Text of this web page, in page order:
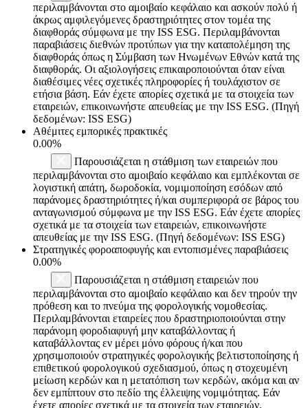
περιλαμβάνονται στο αμοιβαίο κεφάλαιο και ασκούν πολύ ή
άκρως αμφιλεγόμενες δραστηριότητες στον τομέα της
διαφθοράς σύμφωνα με την ISS ESG. Περιλαμβάνονται
παραβιάσεις διεθνών προτύπων για την καταπολέμηση της
διαφθοράς όπως η Σύμβαση των Ηνωμένων Εθνών κατά της
διαφθοράς. Οι αξιολογήσεις επικαιροποιούνται όταν είναι
διαθέσιμες νέες σχετικές πληροφορίες ή τουλάχιστον σε
ετήσια βάση. Εάν έχετε απορίες σχετικά με τα στοιχεία των
εταιρειών, επικοινωνήστε απευθείας με την ISS ESG. (Πηγή
δεδομένων: ISS ESG)
Αθέμιτες εμπορικές πρακτικές
0.00%
Παρουσιάζεται η στάθμιση των εταιρειών που
περιλαμβάνονται στο αμοιβαίο κεφάλαιο και εμπλέκονται σε
λογιστική απάτη, δωροδοκία, νομιμοποίηση εσόδων από
παράνομες δραστηριότητες ή/και συμπεριφορά σε βάρος του
ανταγωνισμού σύμφωνα με την ISS ESG. Εάν έχετε απορίες
σχετικά με τα στοιχεία των εταιρειών, επικοινωνήστε
απευθείας με την ISS ESG. (Πηγή δεδομένων: ISS ESG)
Στρατηγικές φοροαποφυγής και εντοπισμένες παραβιάσεις
0.00%
Παρουσιάζεται η στάθμιση εταιρειών που
περιλαμβάνονται στο αμοιβαίο κεφάλαιο και δεν τηρούν την
πρόθεση και το πνεύμα της φορολογικής νομοθεσίας.
Περιλαμβάνονται εταιρείες που δραστηριοποιούνται στην
παράνομη φοροδιαφυγή μην καταβάλλοντας ή
καταβάλλοντας εν μέρει μόνο φόρους ή/και που
χρησιμοποιούν στρατηγικές φορολογικής βελτιστοποίησης ή
επιθετικού φορολογικού σχεδιασμού, όπως η στοχευμένη
μείωση κερδών και η μετατόπιση των κερδών, ακόμα και αν
δεν εμπίπτουν στο πεδίο της έλλειψης νομιμότητας. Εάν
έχετε απορίες σχετικά με τα στοιχεία των εταιρειών,